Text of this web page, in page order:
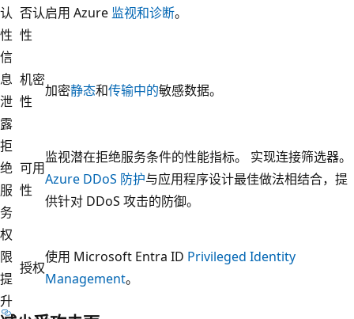
认
性
否认
性
启用 Azure 监视和诊断。
信
息
泄
露
机密
性
加密静态和传输中的敏感数据。
拒
绝
服
务
可用
性
监视潜在拒绝服务条件的性能指标。 实现连接筛选器。
Azure DDoS 防护与应用程序设计最佳做法相结合，提
供针对 DDoS 攻击的防御。
权
限
提
升
授权
使用 Microsoft Entra ID Privileged Identity
Management。